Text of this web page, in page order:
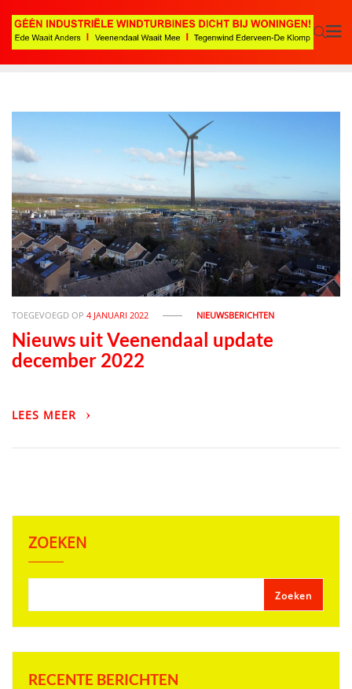
TOEGEVOEGD OP4 JANUARI 2022 NIEUWSBERICHTEN
Nieuws uit Veenendaal update
december 2022
LEES MEER
ZOEKEN
Zoeken
RECENTE BERICHTEN